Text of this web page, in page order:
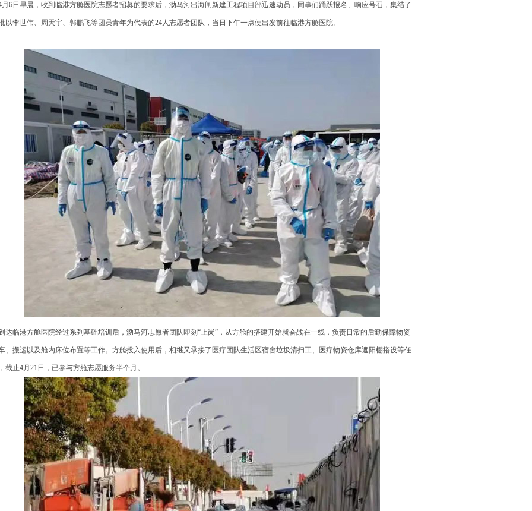
6日早晨，收到临港方舱医院志愿者招募的要求后，泐马河出海闸新建工程项目部迅速动员，同事们踊跃报名、响应号召，集结了
以李世伟、周天宇、郭鹏飞等团员青年为代表的24人志愿者团队，当日下午一点便出发前往临港方舱医院。
临港方舱医院经过系列基础培训后，泐马河志愿者团队即刻“上岗”，从方舱的搭建开始就奋战在一线，负责日常的后勤保障物资
、搬运以及舱内床位布置等工作。方舱投入使用后，相继又承接了医疗团队生活区宿舍垃圾清扫工、医疗物资仓库遮阳棚搭设等任
截止4月21日，已参与方舱志愿服务半个月。